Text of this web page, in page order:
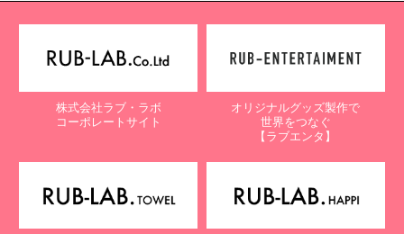
株式会社ラブ・ラボ
コーポレートサイト
オリジナルグッズ製作で
世界をつなぐ
【ラブエンタ】